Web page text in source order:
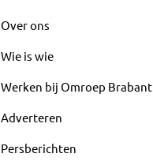
Over ons
Wie is wie
Werken bij Omroep Brabant
Adverteren
Persberichten